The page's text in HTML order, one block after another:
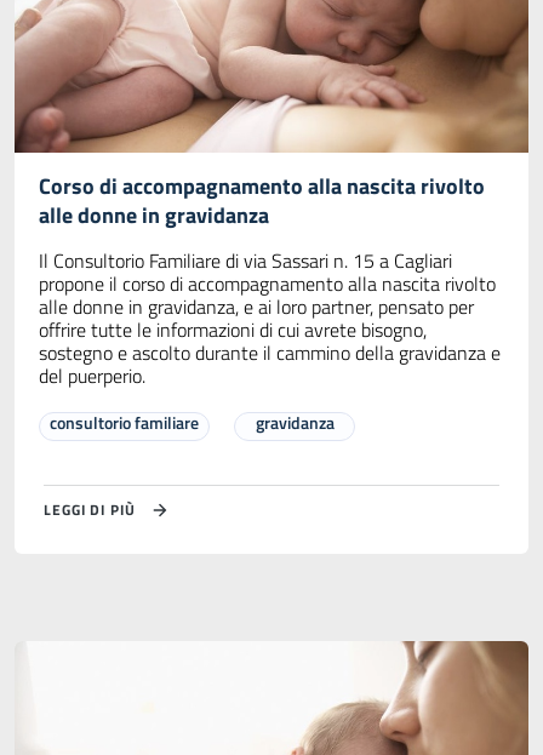
Corso di accompagnamento alla nascita rivolto
alle donne in gravidanza
Il Consultorio Familiare di via Sassari n. 15 a Cagliari
propone il corso di accompagnamento alla nascita rivolto
alle donne in gravidanza, e ai loro partner, pensato per
offrire tutte le informazioni di cui avrete bisogno,
sostegno e ascolto durante il cammino della gravidanza e
del puerperio.
consultorio familiare gravidanza
LEGGI DI PIÙ